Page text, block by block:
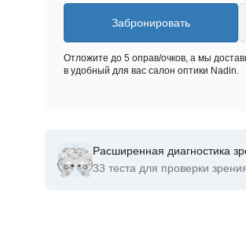
Забронировать
Отложите до 5 оправ/очков, а мы
в удобный для вас салон оптики Nadin.
Расширенная диагностика
33 теста для проверки